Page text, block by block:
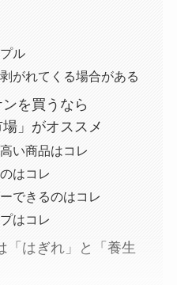
ル
がれてくる場合がある
を買うなら
場」がオススメ
い商品はコレ
はコレ
できるのはコレ
はコレ
「はぎれ」と「養生